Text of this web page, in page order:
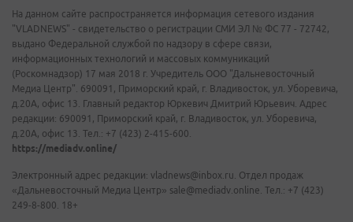
На данном сайте распространяется информация сетевого издания
"VLADNEWS" - свидетельство о регистрации СМИ ЭЛ № ФС 77 - 72742,
выдано Федеральной службой по надзору в сфере связи,
информационных технологий и массовых коммуникаций
(Роскомнадзор) 17 мая 2018 г. Учредитель ООО "Дальневосточный
Медиа Центр". 690091, Приморский край, г. Владивосток, ул. Уборевича,
д.20А, офис 13. Главный редактор Юркевич Дмитрий Юрьевич. Адрес
редакции: 690091, Приморский край, г. Владивосток, ул. Уборевича,
д.20А, офис 13. Тел.: +7 (423) 2-415-600.
https://mediadv.online/
Электронный адрес редакции: vladnews@inbox.ru. Отдел продаж
«Дальневосточный Медиа Центр» sale@mediadv.online. Тел.: +7 (423)
249-8-800. 18+